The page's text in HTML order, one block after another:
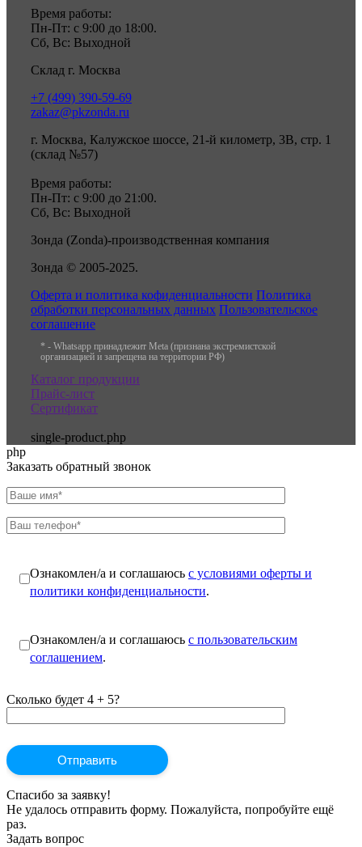
Время работы:
Пн-Пт: с 9:00 до 18:00.
Сб, Вс: Выходной
Склад г. Москва
+7 (499) 390-59-69
zakaz@pkzonda.ru
г. Москва, Калужское шоссе, 21-й километр, 3В, стр. 1
(склад №57)
Время работы:
Пн-Пт: с 9:00 до 21:00.
Сб, Вс: Выходной
Зонда (Zonda)-производственная компания
Зонда © 2005-2025.
Оферта и политика кофиденциальности Политика
обработки персональных данных Пользовательское
соглашение
* - Whatsapp принадлежит Meta (признана экстремистской
организацией и запрещена на территории РФ)
Каталог продукции
Прайс-лист
Сертификат
single-product.php
php
Заказать обратный звонок
Ознакомлен/а и соглашаюсь с условиями оферты и
политики конфиденциальности.
Ознакомлен/а и соглашаюсь с пользовательским
соглашением.
Сколько будет 4 + 5?
Спасибо за заявку!
Не удалось отправить форму. Пожалуйста, попробуйте ещё
раз.
Задать вопрос